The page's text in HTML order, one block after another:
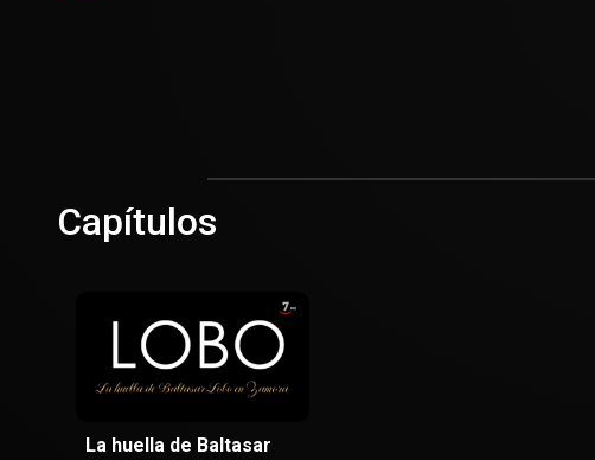
Capítulos
La huella de Baltasar